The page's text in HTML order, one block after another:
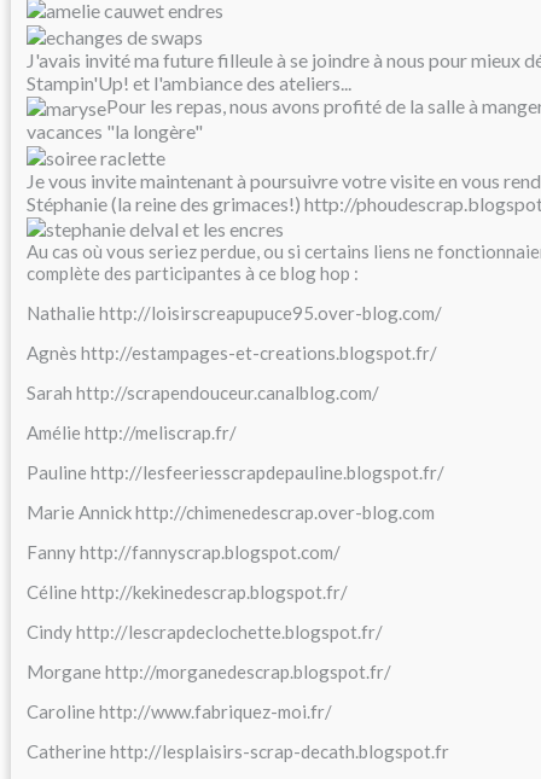
J'avais invité ma future filleule à se joindre à nous pour mieux
Stampin'Up! et l'ambiance des ateliers...
Pour les repas, nous avons profité de la salle à
vacances "la longère"
Je vous invite maintenant à poursuivre votre visite en vous
Stéphanie (la reine des grimaces!) http://
Au cas où vous seriez perdue, ou si certains liens ne
complète des participantes à ce blog hop :
Nathalie http://loisirscreapupuce95.over-blog.com/
Agnès http://estampages-et-creations.blogspot.fr/
Sarah http://scrapendouceur.canalblog.com/
Amélie http://meliscrap.fr/
Pauline http://lesfeeriesscrapdepauline.blogspot.fr/
Marie Annick http://chimenedescrap.over-blog.com
Fanny http://fannyscrap.blogspot.com/
Céline http://kekinedescrap.blogspot.fr/
Cindy http://lescrapdeclochette.blogspot.fr/
Morgane http://morganedescrap.blogspot.fr/
Caroline http://www.fabriquez-moi.fr/
Catherine http://lesplaisirs-scrap-decath.blogspot.fr